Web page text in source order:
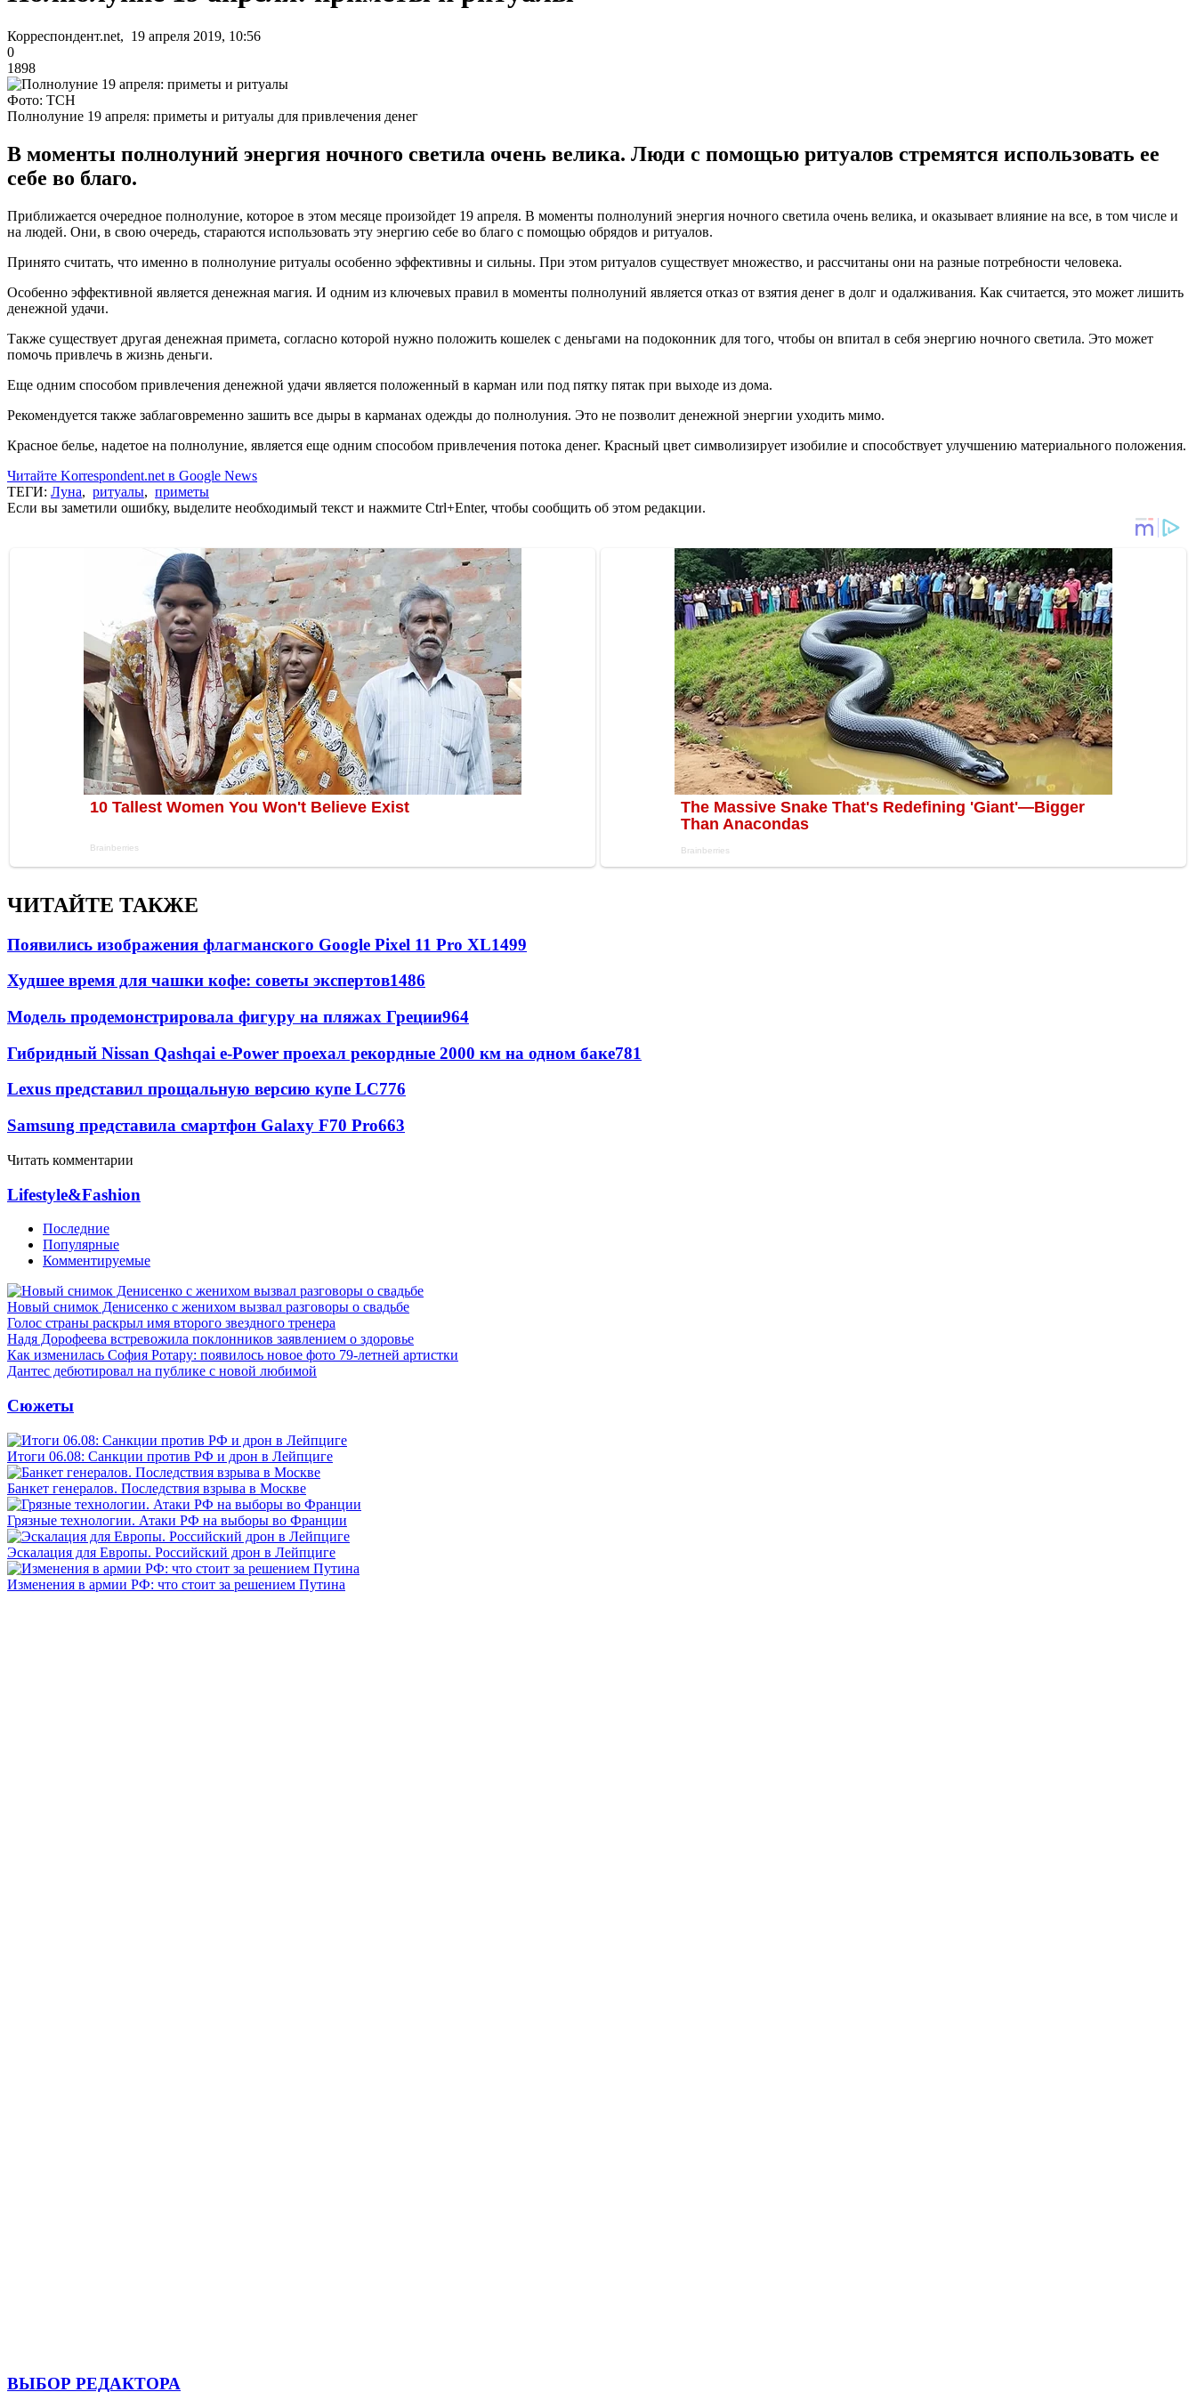
Корреспондент.net, 19 апреля 2019, 10:56
0
1898
Фото: ТСН
Полнолуние 19 апреля: приметы и ритуалы для привлечения денег
В моменты полнолуний энергия ночного светила очень велика. Люди с помощью ритуалов стремятся использовать ее
себе во благо.
Приближается очередное полнолуние, которое в этом месяце произойдет 19 апреля. В моменты полнолуний энергия ночного светила очень велика, и оказывает влияние на все, в том числе и
на людей. Они, в свою очередь, стараются использовать эту энергию себе во благо с помощью обрядов и ритуалов.
Принято считать, что именно в полнолуние ритуалы особенно эффективны и сильны. При этом ритуалов существует множество, и рассчитаны они на разные потребности человека.
Особенно эффективной является денежная магия. И одним из ключевых правил в моменты полнолуний является отказ от взятия денег в долг и одалживания. Как считается, это может лишить
денежной удачи.
Также существует другая денежная примета, согласно которой нужно положить кошелек с деньгами на подоконник для того, чтобы он впитал в себя энергию ночного светила. Это может
помочь привлечь в жизнь деньги.
Еще одним способом привлечения денежной удачи является положенный в карман или под пятку пятак при выходе из дома.
Рекомендуется также заблаговременно зашить все дыры в карманах одежды до полнолуния. Это не позволит денежной энергии уходить мимо.
Красное белье, надетое на полнолуние, является еще одним способом привлечения потока денег. Красный цвет символизирует изобилие и способствует улучшению материального положения.
Читайте Korrespondent.net в Google News
ТЕГИ: Луна, ритуалы, приметы
Если вы заметили ошибку, выделите необходимый текст и нажмите Ctrl+Enter, чтобы сообщить об этом редакции.
ЧИТАЙТЕ ТАКЖЕ
Появились изображения флагманского Google Pixel 11 Pro XL1499
Худшее время для чашки кофе: советы экспертов1486
Модель продемонстрировала фигуру на пляжах Греции964
Гибридный Nissan Qashqai e-Power проехал рекордные 2000 км на одном баке781
Lexus представил прощальную версию купе LC776
Samsung представила смартфон Galaxy F70 Pro663
Читать комментарии
Lifestyle&Fashion
Последние
Популярные
Комментируемые
Новый снимок Денисенко с женихом вызвал разговоры о свадьбе
Голос страны раскрыл имя второго звездного тренера
Надя Дорофеева встревожила поклонников заявлением о здоровье
Как изменилась София Ротару: появилось новое фото 79-летней артистки
Дантес дебютировал на публике с новой любимой
Сюжеты
Итоги 06.08: Санкции против РФ и дрон в Лейпциге
Банкет генералов. Последствия взрыва в Москве
Грязные технологии. Атаки РФ на выборы во Франции
Эскалация для Европы. Российский дрон в Лейпциге
Изменения в армии РФ: что стоит за решением Путина
ВЫБОР РЕДАКТОРА